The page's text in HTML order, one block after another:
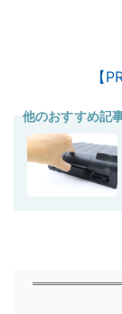
【
他のおすすめ記